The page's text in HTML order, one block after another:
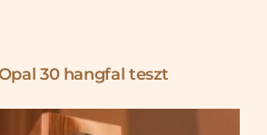
30 hangfal teszt